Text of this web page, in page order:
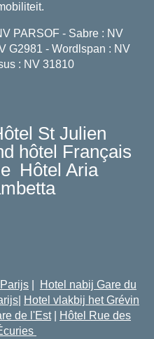
PARSOF - Sabre : NV
G2981 - Wordlspan : NV
: NV 31810
St Julien
hôtel Français
Hôtel Aria
Hotel nabij Gare du
Hotel vlakbij het Grévin
de l'Est|
Hôtel Rue des